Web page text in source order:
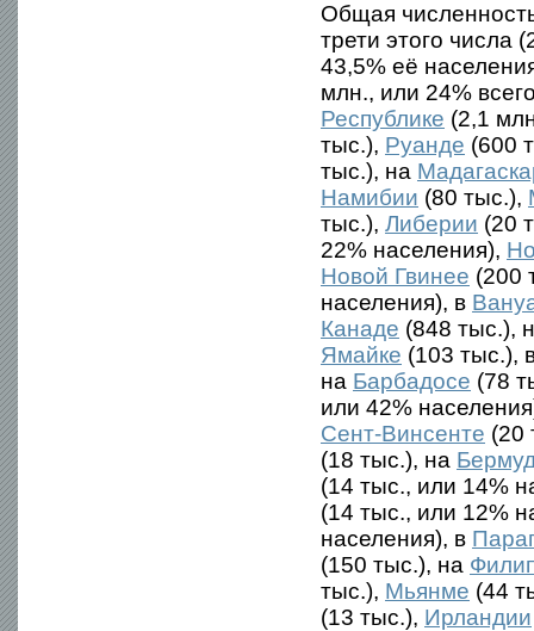
Общая
трети этого числа
43,5% её
млн., или 24%
Республике (2,1
тыс.), Руанде (600
тыс.), на
Намибии (80 тыс.),
тыс.), Либерии (20
22% населения),
Новой Гвинее (200
населения), в
Канаде (848 тыс.),
Ямайке (103 тыс.),
на Барбадосе (78
или 42%
Сент-Винсенте (20
(18 тыс.), на
(14 тыс., или 14%
(14 тыс., или 12%
населения), в
(150 тыс.), на
тыс.), Мьянме (44
(13 тыс.), Ирландии